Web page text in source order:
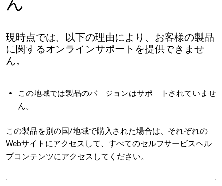
現時点では、以下の理由により、お客様の製品
に関するオンラインサポートを提供できませ
ん。
この地域では製品のバージョンはサポートされていませ
ん。
この製品を別の国/地域で購入された場合は、それぞれの
Webサイトにアクセスして、すべてのセルフサービスヘル
プコンテンツにアクセスしてください。